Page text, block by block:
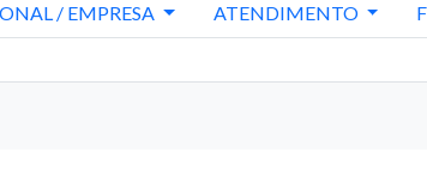
/ EMPRESA ATENDIMENTO